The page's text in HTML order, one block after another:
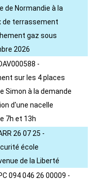
de Normandie à la
de terrassement
gaz sous
2026
-
sur les 4 places
Simon à la demande
d'une nacelle
7h et 13h
26 07 25 -
école
de la Liberté
094 046 26 00009 -